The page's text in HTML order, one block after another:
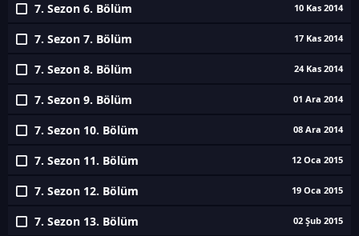
7. Sezon 6. Bölüm 10 Kas 2014
7. Sezon 7. Bölüm 17 Kas 2014
7. Sezon 8. Bölüm 24 Kas 2014
7. Sezon 9. Bölüm 01 Ara 2014
7. Sezon 10. Bölüm 08 Ara 2014
7. Sezon 11. Bölüm 12 Oca 2015
7. Sezon 12. Bölüm 19 Oca 2015
7. Sezon 13. Bölüm 02 Şub 2015